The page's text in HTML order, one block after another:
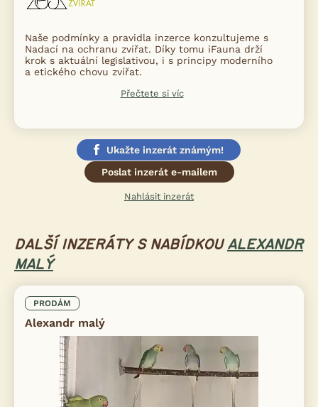
Naše podmínky a pravidla inzerce konzultujeme s
Nadací na ochranu zvířat. Díky tomu iFauna drží
krok s aktuální legislativou, i s principy moderního
a etického chovu zvířat.
Přečtete si víc
Ukažte inzerát známým!
Poslat inzerát e-mailem
Nahlásit inzerát
DALŠÍ INZERÁTY S NABÍDKOU ALEXANDR
MALÝ
PRODÁM
Alexandr malý